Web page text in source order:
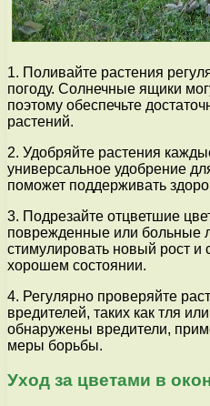
1. Поливайте растения
погоду. Солнечные ящики
поэтому обеспечьте
растений.
2. Удобряйте растения
универсальное удобрение
поможет поддерживать
3. Подрезайте отцветшие
поврежденные или больные
стимулировать новый рост и
хорошем состоянии.
4. Регулярно проверяйте
вредителей, таких как тля
обнаружены вредители,
меры борьбы.
Уход за цветами в